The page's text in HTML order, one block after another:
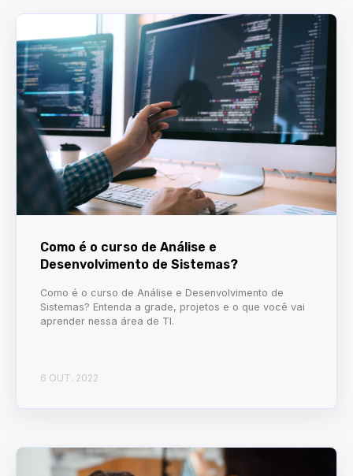
Como é o curso de Análise e
Desenvolvimento de Sistemas?
Como é o curso de Análise e Desenvolvimento de
Sistemas? Entenda a grade, projetos e o que você vai
aprender nessa área de TI.
6 OUT. 2022